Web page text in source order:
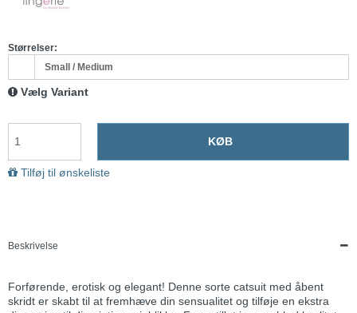
Størrelser:
Small / Medium
Vælg Variant
KØB
Tilføj til ønskeliste
Beskrivelse
Forførende, erotisk og elegant! Denne sorte catsuit med åbent
skridt er skabt til at fremhæve din sensualitet og tilføje en ekstra